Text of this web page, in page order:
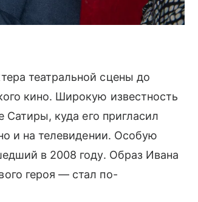
театральной сцены до
кино. Широкую известность
Сатиры, куда его пригласил
и на телевидении. Особую
в 2008 году. Образ Ивана
героя — стал по-